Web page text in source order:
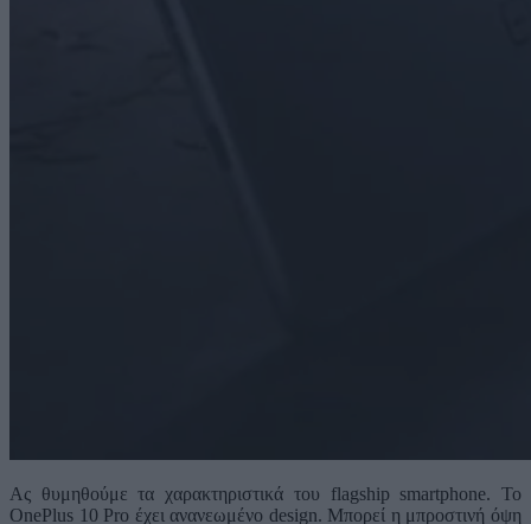
Ας θυμηθούμε τα χαρακτηριστικά του flagship smartphone. Το
OnePlus 10 Pro έχει ανανεωμένο design. Μπορεί η μπροστινή όψη